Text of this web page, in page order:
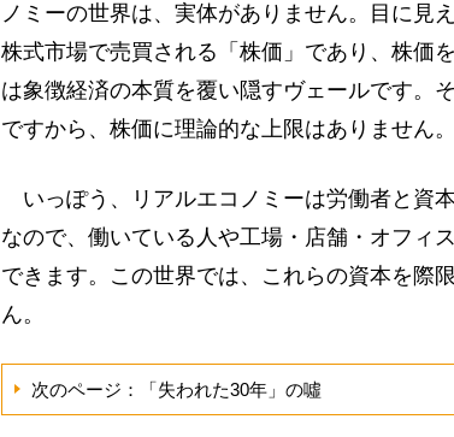
ノミーの世界は、実体がありません。目に見
株式市場で売買される「株価」であり、株価
は象徴経済の本質を覆い隠すヴェールです。
ですから、株価に理論的な上限はありません。
いっぽう、リアルエコノミーは労働者と資
なので、働いている人や工場・店舗・オフィ
できます。この世界では、これらの資本を際
ん。
次のページ：「失われた30年」の噓